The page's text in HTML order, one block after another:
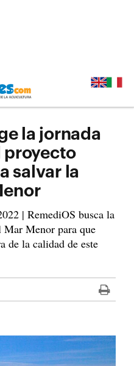
la jornada
proyecto
salvar la
| RemediOS busca la
Mar Menor para que
de la calidad de este